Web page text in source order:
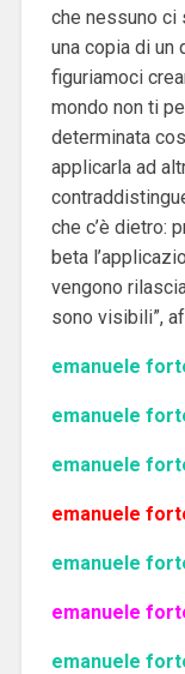
che nessuno ci
una copia di un
figuriamoci
mondo non ti
determinata
applicarla ad
che c’è dietro:
beta
vengono
sono visibili”,
emanuele
emanuele
emanuele
emanuele
emanuele
emanuele
emanuele